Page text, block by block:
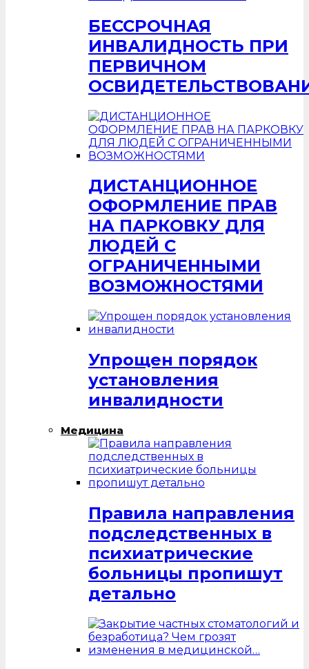
БЕССРОЧНАЯ
ИНВАЛИДНОСТЬ ПРИ
ПЕРВИЧНОМ
ДИСТАНЦИОННОЕ
ОФОРМЛЕНИЕ ПРАВ
НА ПАРКОВКУ ДЛЯ
ЛЮДЕЙ С
ОГРАНИЧЕННЫМИ
ВОЗМОЖНОСТЯМИ
Упрощен порядок
установления
инвалидности
Медицина
Правила направления
подследственных в
психиатрические
больницы пропишут
детально